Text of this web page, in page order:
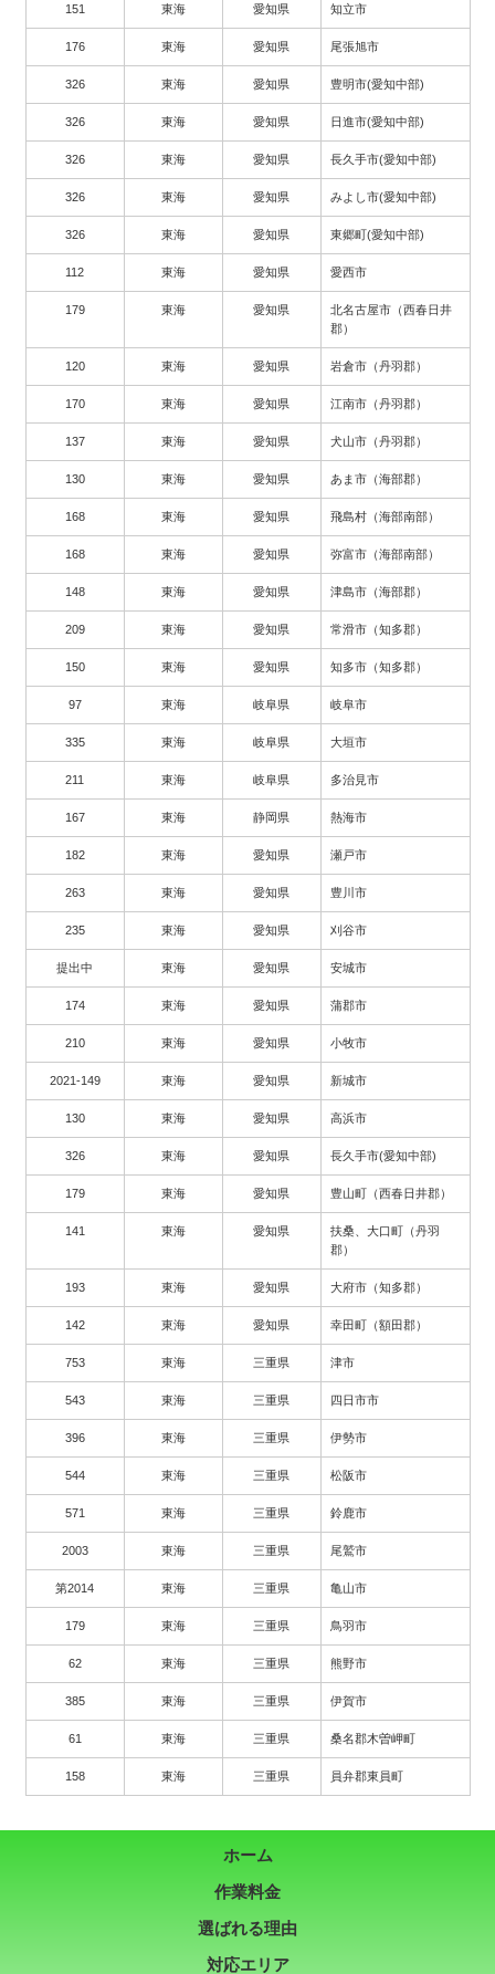
151 東海 愛知県 知立市
176 東海 愛知県 尾張旭市
326 東海 愛知県 豊明市(愛知中部)
326 東海 愛知県 日進市(愛知中部)
326 東海 愛知県 長久手市(愛知中部)
326 東海 愛知県 みよし市(愛知中部)
326 東海 愛知県 東郷町(愛知中部)
112 東海 愛知県 愛西市
179 東海 愛知県
北名古屋市（西春日井
郡）
120 東海 愛知県 岩倉市（丹羽郡）
170 東海 愛知県 江南市（丹羽郡）
137 東海 愛知県 犬山市（丹羽郡）
130 東海 愛知県 あま市（海部郡）
168 東海 愛知県 飛島村（海部南部）
168 東海 愛知県 弥富市（海部南部）
148 東海 愛知県 津島市（海部郡）
209 東海 愛知県 常滑市（知多郡）
150 東海 愛知県 知多市（知多郡）
97 東海 岐阜県 岐阜市
335 東海 岐阜県 大垣市
211 東海 岐阜県 多治見市
167 東海 静岡県 熱海市
182 東海 愛知県 瀬戸市
263 東海 愛知県 豊川市
235 東海 愛知県 刈谷市
提出中 東海 愛知県 安城市
174 東海 愛知県 蒲郡市
210 東海 愛知県 小牧市
2021-149 東海 愛知県 新城市
130 東海 愛知県 高浜市
326 東海 愛知県 長久手市(愛知中部)
179 東海 愛知県 豊山町（西春日井郡）
141 東海 愛知県
扶桑、大口町（丹羽
郡）
193 東海 愛知県 大府市（知多郡）
142 東海 愛知県 幸田町（額田郡）
753 東海 三重県 津市
543 東海 三重県 四日市市
396 東海 三重県 伊勢市
544 東海 三重県 松阪市
571 東海 三重県 鈴鹿市
2003 東海 三重県 尾鷲市
第2014 東海 三重県 亀山市
179 東海 三重県 鳥羽市
62 東海 三重県 熊野市
385 東海 三重県 伊賀市
61 東海 三重県 桑名郡木曽岬町
158 東海 三重県 員弁郡東員町
ホーム
作業料金
選ばれる理由
対応エリア